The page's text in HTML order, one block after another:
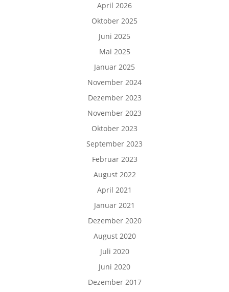
April 2026
Oktober 2025
Juni 2025
Mai 2025
Januar 2025
November 2024
Dezember 2023
November 2023
Oktober 2023
September 2023
Februar 2023
August 2022
April 2021
Januar 2021
Dezember 2020
August 2020
Juli 2020
Juni 2020
Dezember 2017